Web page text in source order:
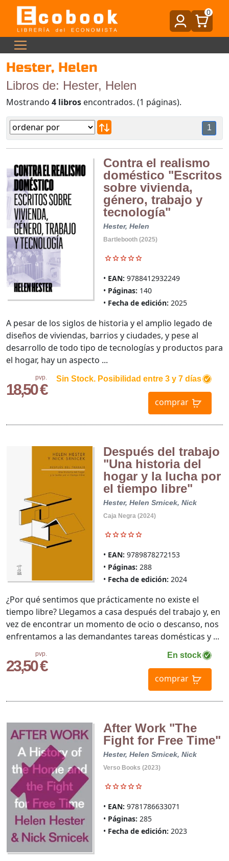
0
Hester, Helen
Libros de: Hester, Helen
Mostrando 4 libros encontrados. (1 páginas).
1
Contra el realismo
doméstico "Escritos
sobre vivienda,
género, trabajo y
tecnología"
Hester, Helen
Bartlebooth (2025)
EAN: 9788412932249
Páginas: 140
Fecha de edición: 2025
pvp.
18,50 €
Sin Stock. Posibilidad entre 3 y 7 días
comprar
A pesar de los siglos de historia y el amplio legado de
diseños de viviendas, barrios y ciudades, y pese al
desarrollo de todo tipo de tecnologías y productos para
el hogar, hay un aspecto ...
Después del trabajo
"Una historia del
hogar y la lucha por
el tiempo libre"
Hester, Helen Srnicek, Nick
Caja Negra (2024)
EAN: 9789878272153
Páginas: 288
Fecha de edición: 2024
pvp.
23,50 €
En stock
comprar
¿Por qué sentimos que prácticamente no existe el
tiempo libre? Llegamos a casa después del trabajo y, en
vez de encontrar un momento de ocio o descanso, nos
enfrentamos a las demandantes tareas domésticas y ...
After Work "The
Fight for Free Time"
Hester, Helen Srnicek, Nick
Verso Books (2023)
EAN: 9781786633071
Páginas: 285
Fecha de edición: 2023